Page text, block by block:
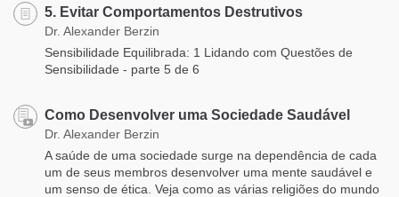
5. Evitar Comportamentos Destrutivos
Dr. Alexander Berzin
Sensibilidade Equilibrada: 1 Lidando com Questões de
Sensibilidade - parte 5 de 6
Como Desenvolver uma Sociedade Saudável
Dr. Alexander Berzin
A saúde de uma sociedade surge na dependência de cada
um de seus membros desenvolver uma mente saudável e
um senso de ética. Veja como as várias religiões do mundo